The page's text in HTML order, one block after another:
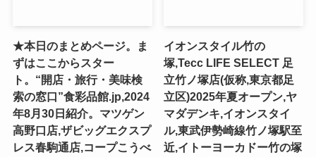
★本日のまとめページ。ま
ずはここからスター
ト。“開店・旅行・美味検
索の窓口”食彩品館.jp,2024
年8月30日紹介。マツゲン
高野口店,ザビッグエクスプ
レス春駒通店,コープこうべ
イオンスタイル竹の
塚,Tecc LIFE SELECT ⾜
⽴⽵ノ塚店(仮称,東京都足
立区)2025年夏オープン,ヤ
マダデンキ,イオンスタイ
ル,東武伊勢崎線竹ノ塚駅至
近,イトーヨーカドー竹の塚